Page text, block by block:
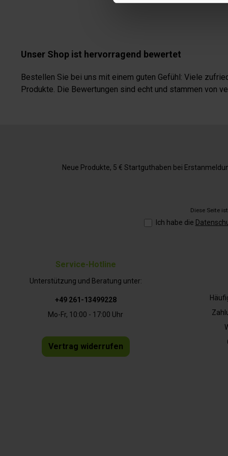
Unser Shop ist hervorragend bewertet
Bestellen Sie bei uns mit einem guten Gefühl: Viele
Produkte. Die Bewertungen sind echt und stammen von
Service-Hotline
Unterstützung und Beratung unter:
+49 261-13499228
Mo-Fr, 10:00 - 17:00 Uhr
Vertrag widerrufen
Neue Produkte, 5 € Startguthaben bei
Diese Seite
Ich habe die